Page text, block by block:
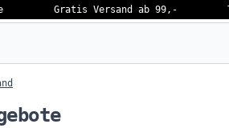
Gratis Versand ab 99,-